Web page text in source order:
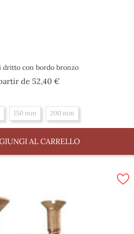
dritto con bordo bronzo
de 52,40 €Prezzo
150 mm 200 mm
AL CARRELLO